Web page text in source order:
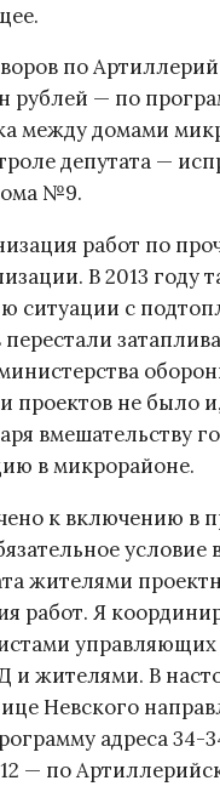
по
рублей — по
между домами
депутата —
№9.
работ по
В 2013 году
ситуации с
проектов не было
вмешательству
в микрорайоне.
к включению в
условие
жителями
работ. Я
жителями. В
Невского
адреса 34-
— по